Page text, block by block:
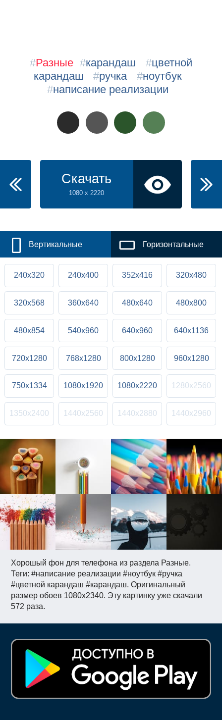
Хорошый фон для телефона из раздела Разные.
Теги: #написание реализации #ноутбук #ручка
#цветной карандаш #карандаш. Оригинальный
размер обоев 1080x2340. Эту картинку уже скачали
572 раза.
#Разные #карандаш #цветной
карандаш
#ручка #ноутбук
#написание реализации
Скачать
1080 x 2220
Вертикальные Горизонтальные
240x320 240x400 352x416 320x480
320x568 360x640 480x640 480x800
480x854 540x960 640x960 640x1136
720x1280 768x1280 800x1280 960x1280
750x1334 1080x1920 1080x2220 1280x2560
1350x2400 1440x2560 1440x2880 1440x2960